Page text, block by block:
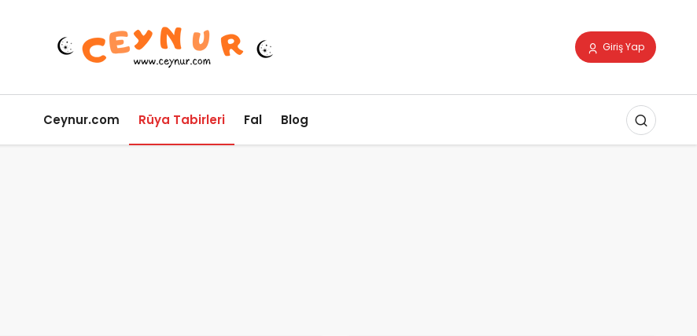
Giriş Yap
Ceynur.com Rüya Tabirleri Fal Blog